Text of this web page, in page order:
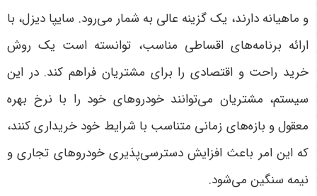
و ماهیانه دارند، یک گزینه عالی به شمار می‌رود. سایپا دیزل، با
ارائه برنامه‌های اقساطی مناسب، توانسته است یک روش
خرید راحت و اقتصادی را برای مشتریان فراهم کند. در این
سیستم، مشتریان می‌توانند خودروهای خود را با نرخ بهره‌
معقول و بازه‌های زمانی متناسب با شرایط خود خریداری کنند،
که این امر باعث افزایش دسترسی‌پذیری خودروهای تجاری و
نیمه سنگین می‌شود.